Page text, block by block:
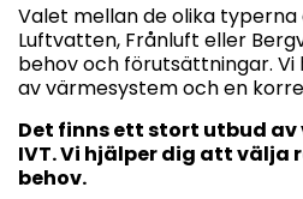
Valet mellan de olika
Luftvatten, Frånluft eller
behov och förutsättningar.
av värmesystem och en
Det finns ett stort utbud
IVT. Vi hjälper dig att
behov.